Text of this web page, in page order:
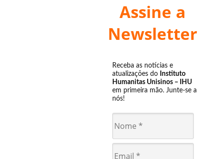
Assine a
Newsletter
Receba as notícias e
atualizações do Instituto
Humanitas Unisinos – IHU
em primeira mão. Junte-se a
nós!